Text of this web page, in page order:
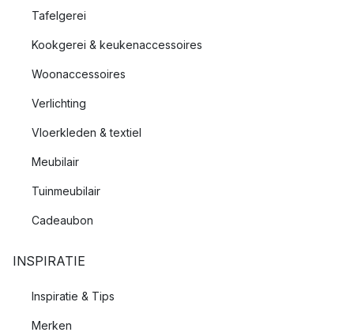
Tafelgerei
Kookgerei & keukenaccessoires
Woonaccessoires
Verlichting
Vloerkleden & textiel
Meubilair
Tuinmeubilair
Cadeaubon
INSPIRATIE
Inspiratie & Tips
Merken